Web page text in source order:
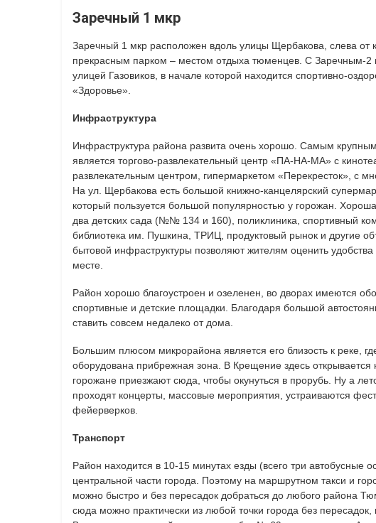
Заречный 1 мкр
Заречный 1 мкр расположен вдоль улицы Щербакова, слева от
прекрасным парком – местом отдыха тюменцев. С Заречным-2
улицей Газовиков, в начале которой находится спортивно-
«Здоровье».
Инфраструктура
Инфраструктура района развита очень хорошо. Самым
является торгово-развлекательный центр «ПА-НА-МА» с
развлекательным центром, гипермаркетом «Перекресток», с
На ул. Щербакова есть большой книжно-канцелярский
который пользуется большой популярностью у горожан.
два детских сада (№№ 134 и 160), поликлиника, спортивный
библиотека им. Пушкина, ТРИЦ, продуктовый рынок и другие
бытовой инфраструктуры позволяют жителям оценить
месте.
Район хорошо благоустроен и озеленен, во дворах имеются
спортивные и детские площадки. Благодаря большой
ставить совсем недалеко от дома.
Большим плюсом микрорайона является его близость к реке,
оборудована прибрежная зона. В Крещение здесь открывается
горожане приезжают сюда, чтобы окунуться в прорубь. Ну а
проходят концерты, массовые мероприятия, устраиваются
фейерверков.
Транспорт
Район находится в 10-15 минутах езды (всего три автобусные
центральной части города. Поэтому на маршрутном такси и
можно быстро и без пересадок добраться до любого района
сюда можно практически из любой точки города без